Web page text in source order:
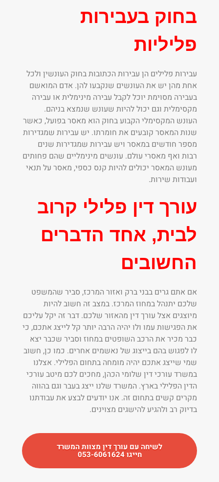
בחוק בעבירות
פליליות
עבירות פלילים הן עבירות הכתובות בחוק העונשין ולכל
אחת מהן יש את העונשים שנקבעו להן. אדם המואשם
בעבירה מסוימת יוכל לקבל עבירה מינימלית או עבירה
מקסימלית וגם יכול להיות שעונש שנמצא בניהם.
העונש המקסימלי הקבוע בחוק הוא מאסר בפועל, כאשר
שנות המאסר קובעים את חומרתו. יש עבירות שמגדירות
מספר חודשים במאסר ויש עבירות שמגדירות שנים
רבות ואף מאסרי עולם. עונשים מינימליים שהם פחותים
מעונש המאסר יכולים להיות קנס כספי, מאסר על תנאי
ועבודות שירות.
עורך דין פלילי קרוב
לבית, אחד הדברים
החשובים
אם אתם גרים בבני ברק ואזור המרכז, סביר שהמשפט
שלכם יתנהל במחוז המרכז. במצב זה חשוב להיות
מיוצגים אצל עורך דין מהאזור שלכם. דבר זה יקל עליכם
את הפגישות עמו ולו יהיה הרבה יותר קל לייצג אתכם, כי
כבר מכיר את הרכב השופטים במחוז וסביר שכבר יצא
לו לפגוש בהם בייצוג של נאשמים אחרים. כמו כן, חשוב
שמי שייצג אתכם יהיה מומחה בתחום הפלילי. אצלנו
במשרד עורכי דין שלומי הכהן, מחכים לכם מיטב עורכי
הדין הפלילי בארץ. המשרד שלנו ייצג בעבר וגם בהווה
מקרים קשים בתחום זה. אנו יודעים לבצע את עבודתנו
בדיוק רב ולהגיע להישגים מצוינים.
לשיחה עם עורך דין מצוות המשרד
חייגו 053-6061624